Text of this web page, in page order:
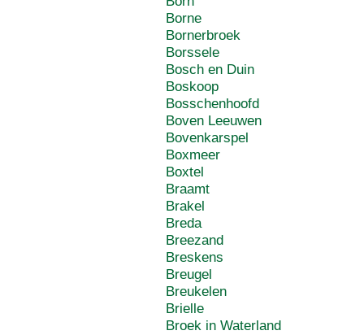
Borne
Bornerbroek
Borssele
Bosch en Duin
Boskoop
Bosschenhoofd
Boven Leeuwen
Bovenkarspel
Boxmeer
Boxtel
Braamt
Brakel
Breda
Breezand
Breskens
Breugel
Breukelen
Brielle
Broek in Waterland